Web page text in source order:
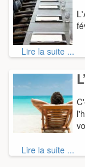
Lire la suite ...
Lire la suite ...